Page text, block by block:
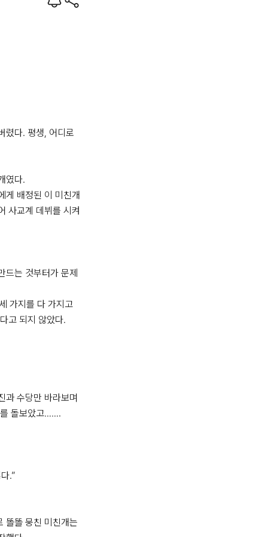
렸다. 평생, 어디로
였다.
게 배정된 이 미친개
사교계 데뷔를 시켜
드는 것부터가 문제
세 가지를 다 가지고
고 되지 않았다.
과 수당만 바라보며
돌보았고…….
.”
똘똘 뭉친 미친개는